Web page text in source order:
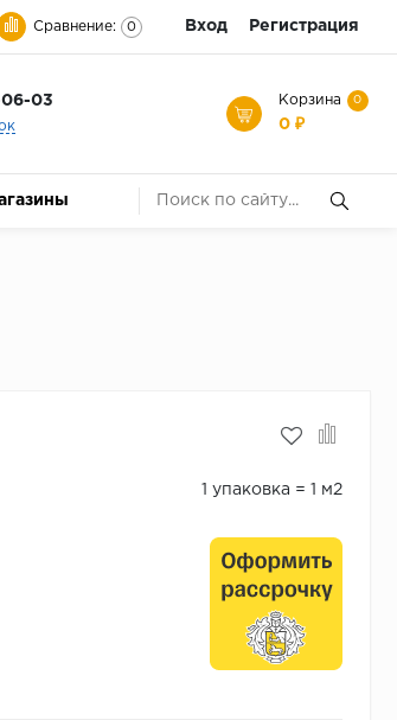
Сравнение: 0 Вход Регистрация
03 Корзина 0
0 ₽
1 упаковка = 1 м2